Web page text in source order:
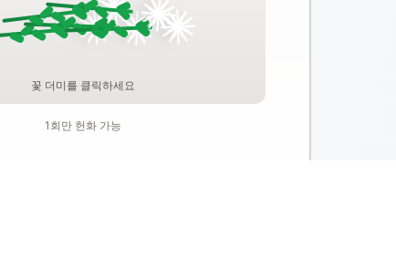
꽃 더미를 클릭하세요
1회만 헌화 가능